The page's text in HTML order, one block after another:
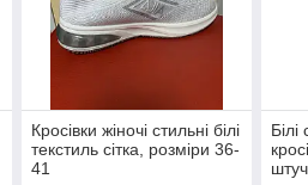
Кросівки жіночі стильні білі
текстиль сітка, розміри 36-
41
Білі